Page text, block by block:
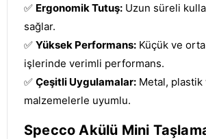
✅ Ergonomik Tutuş: Uzun süreli
sağlar.
✅ Yüksek Performans: Küçük ve
işlerinde verimli performans.
✅ Çeşitli Uygulamalar: Metal,
malzemelerle uyumlu.
Specco Akülü Mini